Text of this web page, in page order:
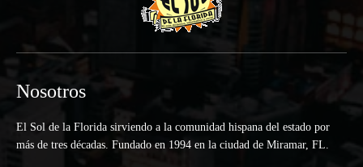
Nosotros
El Sol de la Florida sirviendo a la comunidad hispana del estado por
más de tres décadas. Fundado en 1994 en la ciudad de Miramar, FL.